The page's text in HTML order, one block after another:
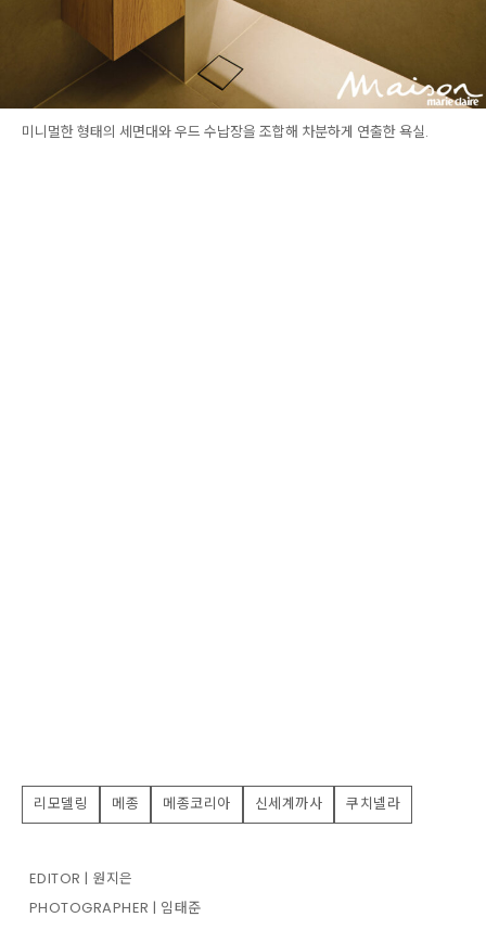
미니멀한 형태의 세면대와 우드 수납장을 조합해 차분하게 연출한 욕실.
리모델링 메종 메종코리아 신세계까사 쿠치넬라
EDITOR | 원지은
PHOTOGRAPHER | 임태준